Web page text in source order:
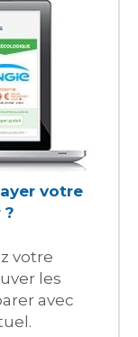
votre
?
votre
les
avec